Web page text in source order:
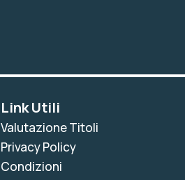
Link Utili
Valutazione Titoli
Privacy Policy
Condizioni